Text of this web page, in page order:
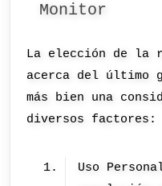
Monitor
La elección de la
acerca del último
más bien una
diversos factores:
Uso